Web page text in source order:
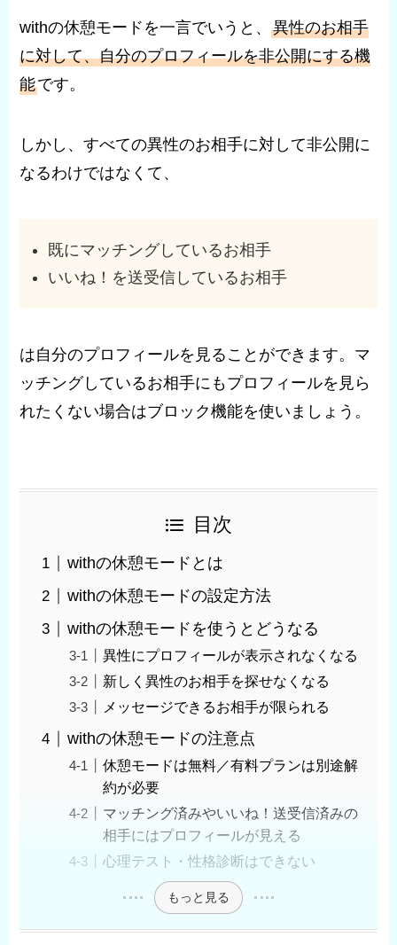
withの休憩モードを一言でいうと、異性のお相手
に対して、自分のプロフィールを非公開にする機
能です。
しかし、すべての異性のお相手に対して非公開に
なるわけではなくて、
既にマッチングしているお相手
いいね！を送受信しているお相手
は自分のプロフィールを見ることができます。マ
ッチングしているお相手にもプロフィールを見ら
れたくない場合はブロック機能を使いましょう。
目次
withの休憩モードとは
withの休憩モードの設定方法
withの休憩モードを使うとどうなる
異性にプロフィールが表示されなくなる
新しく異性のお相手を探せなくなる
メッセージできるお相手が限られる
withの休憩モードの注意点
休憩モードは無料／有料プランは別途解
約が必要
マッチング済みやいいね！送受信済みの
相手にはプロフィールが見える
心理テスト・性格診断はできない
もっと見る